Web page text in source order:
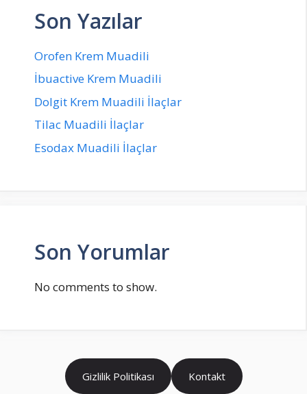
Son Yazılar
Orofen Krem Muadili
İbuactive Krem Muadili
Dolgit Krem Muadili İlaçlar
Tilac Muadili İlaçlar
Esodax Muadili İlaçlar
Son Yorumlar
No comments to show.
Gizlilik Politikası Kontakt